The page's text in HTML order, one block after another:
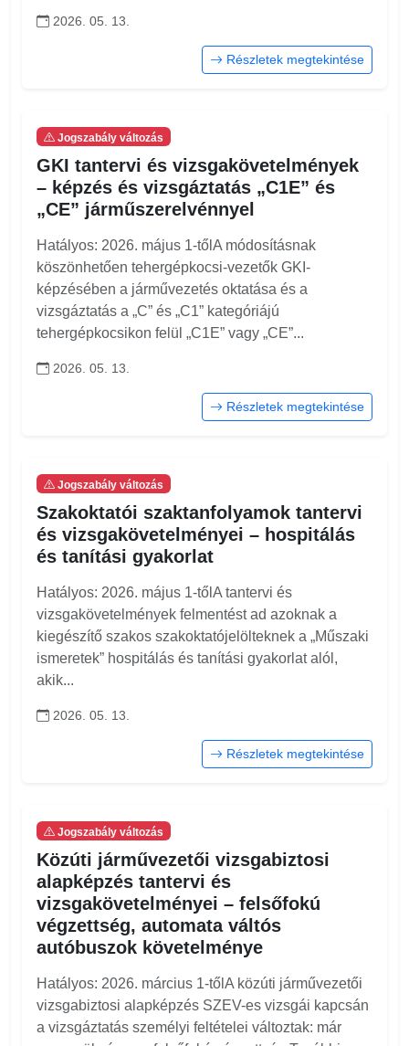
2026. 05. 13.
Részletek megtekintése
Jogszabály változás
GKI tantervi és vizsgakövetelmények
– képzés és vizsgáztatás „C1E” és
„CE” járműszerelvénnyel
Hatályos: 2026. május 1-tőlA módosításnak
köszönhetően tehergépkocsi-vezetők GKI-
képzésében a járművezetés oktatása és a
vizsgáztatás a „C” és „C1” kategóriájú
tehergépkocsikon felül „C1E” vagy „CE”...
2026. 05. 13.
Részletek megtekintése
Jogszabály változás
Szakoktatói szaktanfolyamok tantervi
és vizsgakövetelményei – hospitálás
és tanítási gyakorlat
Hatályos: 2026. május 1-tőlA tantervi és
vizsgakövetelmények felmentést ad azoknak a
kiegészítő szakos szakoktatójelölteknek a „Műszaki
ismeretek” hospitálás és tanítási gyakorlat alól,
akik...
2026. 05. 13.
Részletek megtekintése
Jogszabály változás
Közúti járművezetői vizsgabiztosi
alapképzés tantervi és
vizsgakövetelményei – felsőfokú
végzettség, automata váltós
autóbuszok követelménye
Hatályos: 2026. március 1-tőlA közúti járművezetői
vizsgabiztosi alapképzés SZEV-es vizsgái kapcsán
a vizsgáztatás személyi feltételei változtak: már